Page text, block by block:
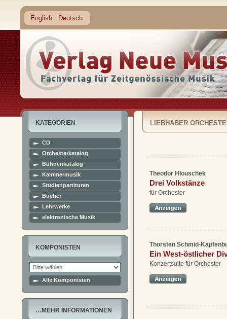
English Deutsch
KATEGORIEN
CD
Orchesterkatalog
Bühnenkatalog
Kammermusik
Studienpartituren
Bücher
Lehrwerke
elektronische Musik
KOMPONISTEN
Alle Komponisten
…MEHR INFORMATIONEN
LIEBHABER
Theodor Hlouschek
Drei Volkstänze
für Orchester
Thorsten Schmid-
Ein West-östlicher
Konzertsuite für Orchester